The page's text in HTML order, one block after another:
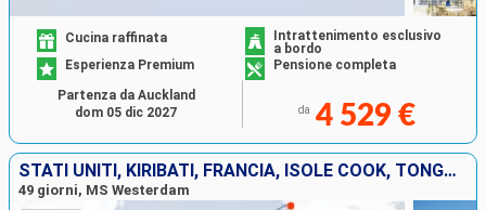
Cucina raffinata
Intrattenimento esclusivo
a bordo
Esperienza Premium
Pensione completa
da 4 529 €
Partenza da Auckland
dom 05 dic 2027
STATI UNITI, KIRIBATI, FRANCIA, ISOLE COOK, TONGA, AUSTRALIA, NUOVA ZELANDA
49 giorni, MS Westerdam